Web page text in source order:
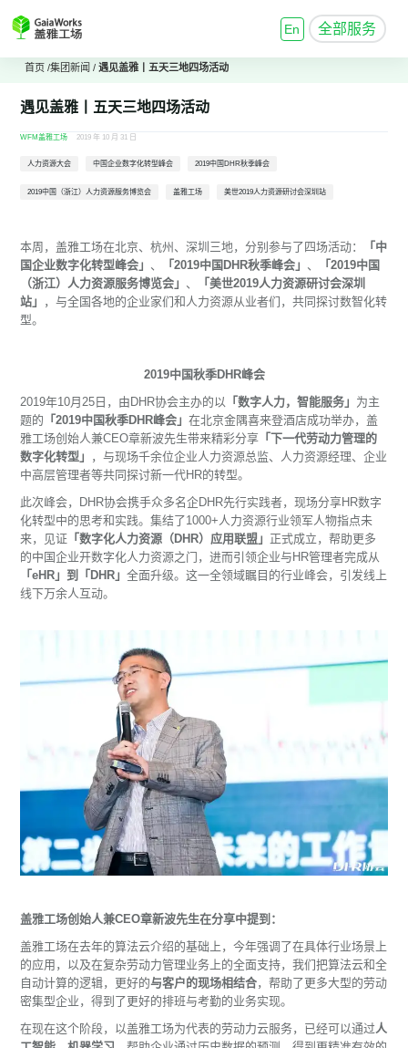
En 全部服务
首页 /集团新闻 /遇见盖雅丨五天三地四场活动
遇见盖雅丨五天三地四场活动
WFM盖雅工场 2019 年 10 月 31 日
人力资源大会 中国企业数字化转型峰会 2019中国DHR秋季峰会
2019中国（浙江）人力资源服务博览会 盖雅工场 美世2019人力资源研讨会深圳站
本周，盖雅工场在北京、杭州、深圳三地，分别参与了四场活动：
「中
国企业数字化转型峰会」 、 「2019中国DHR秋季峰会」 、
「2019中国
（浙江）人力资源服务博览会」 、
「美世2019人力资源研讨会深圳
站」
，与全国各地的企业家们和人力资源从业者们，共同探讨数智化转
型。
2019中国秋季DHR峰会
2019年10月25日，由DHR协会主办的以 「数字人力，智能服务」 为主
题的 「2019中国秋季DHR峰会」在北京金隅喜来登酒店成功举办，盖
雅工场创始人兼CEO章新波先生带来精彩分享 「下一代劳动力管理的
数字化转型」
，与现场千余位企业人力资源总监、人力资源经理、企业
中高层管理者等共同探讨新一代HR的转型。
此次峰会，DHR协会携手众多名企DHR先行实践者，现场分享HR数字
化转型中的思考和实践。集结了1000+人力资源行业领军人物指点未
来，见证 「数字化人力资源（DHR）应用联盟」 正式成立，帮助更多
的中国企业开数字化人力资源之门，进而引领企业与HR管理者完成从
「eHR」到「DHR」全面升级。这一全领域瞩目的行业峰会，引发线上
线下万余人互动。
盖雅工场创始人兼CEO章新波先生在分享中提到：
盖雅工场在去年的算法云介绍的基础上，今年强调了在具体行业场景上
的应用，以及在复杂劳动力管理业务上的全面支持，我们把算法云和全
自动计算的逻辑，更好的与客户的现场相结合，帮助了更多大型的劳动
密集型企业，得到了更好的排班与考勤的业务实现。
在现在这个阶段，以盖雅工场为代表的劳动力云服务，已经可以通过人